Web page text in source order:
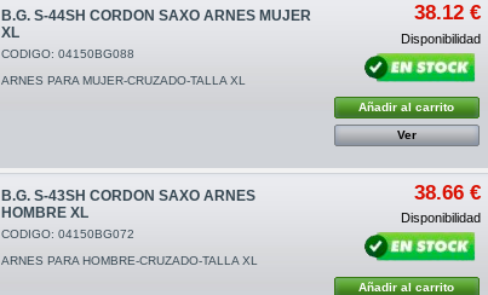
B.G. S-44SH CORDON SAXO ARNES MUJER
XL
CODIGO: 04150BG088
ARNES PARA MUJER-CRUZADO-TALLA XL
38.12 €
Disponibilidad
Añadir al carrito
Ver
B.G. S-43SH CORDON SAXO ARNES
HOMBRE XL
CODIGO: 04150BG072
ARNES PARA HOMBRE-CRUZADO-TALLA XL
38.66 €
Disponibilidad
Añadir al carrito